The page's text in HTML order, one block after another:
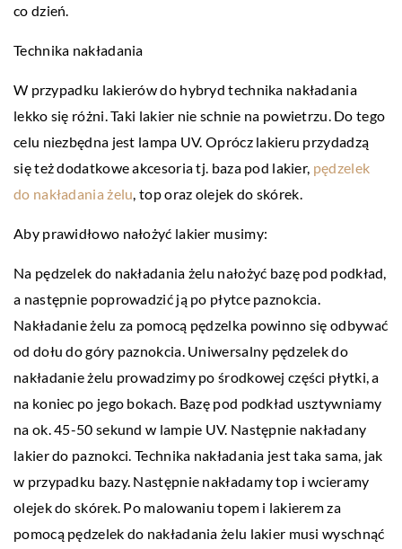
co dzień.
Technika nakładania
W przypadku lakierów do hybryd technika nakładania
lekko się różni. Taki lakier nie schnie na powietrzu. Do tego
celu niezbędna jest lampa UV. Oprócz lakieru przydadzą
się też dodatkowe akcesoria tj. baza pod lakier, pędzelek
do nakładania żelu , top oraz olejek do skórek.
Aby prawidłowo nałożyć lakier musimy:
Na pędzelek do nakładania żelu nałożyć bazę pod podkład,
a następnie poprowadzić ją po płytce paznokcia.
Nakładanie żelu za pomocą pędzelka powinno się odbywać
od dołu do góry paznokcia. Uniwersalny pędzelek do
nakładanie żelu prowadzimy po środkowej części płytki, a
na koniec po jego bokach. Bazę pod podkład usztywniamy
na ok. 45-50 sekund w lampie UV. Następnie nakładany
lakier do paznokci. Technika nakładania jest taka sama, jak
w przypadku bazy. Następnie nakładamy top i wcieramy
olejek do skórek. Po malowaniu topem i lakierem za
pomocą pędzelek do nakładania żelu lakier musi wyschnąć